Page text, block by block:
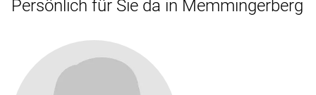
Persönlich für Sie da in Memmingerberg